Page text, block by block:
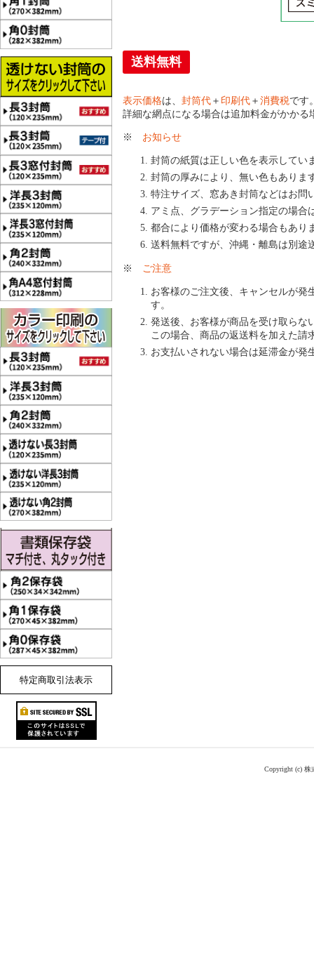
特定商取引法表示
送料無料
表示価格は、 封筒代 ＋ 印刷代 ＋ 消費税です
詳細な網点になる場合は追加料金がかかる
※ お知らせ
封筒の紙質は正しい色を表示してい
封筒の厚みにより、無い色もありま
特注サイズ、窓あき封筒などはお問
アミ点、グラデーション指定の場合
都合により価格が変わる場合もあり
送料無料ですが、沖縄・離島は別途
※ ご注意
お客様のご注文後、キャンセルが発
す。
発送後、お客様が商品を受け取らな
この場合、商品の返送料を加えた請
お支払いされない場合は延滞金が発
Copyright (c)